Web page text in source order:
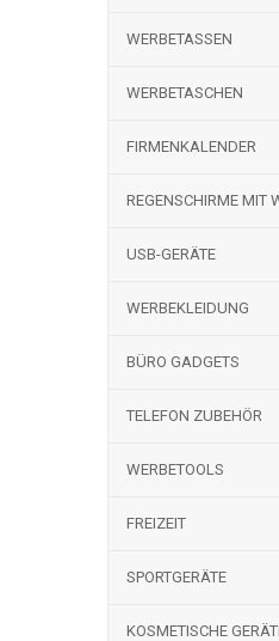
WERBETASSEN
WERBETASCHEN
FIRMENKALENDER
REGENSCHIRME MIT
USB-GERÄTE
WERBEKLEIDUNG
BÜRO GADGETS
TELEFON ZUBEHÖR
WERBETOOLS
FREIZEIT
SPORTGERÄTE
KOSMETISCHE